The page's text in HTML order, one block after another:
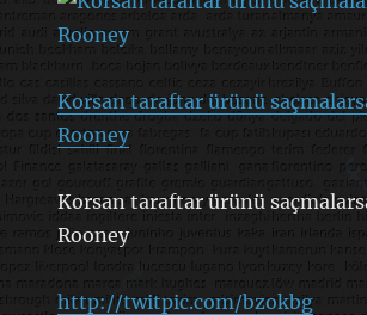
Korsan taraftar ürünü
Rooney
Korsan taraftar ürünü
Rooney
http://twitpic.com/bzokbg